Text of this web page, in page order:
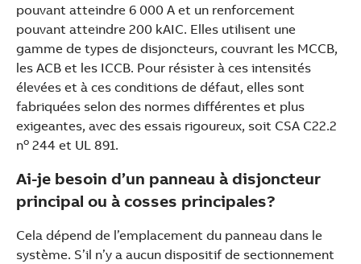
pouvant atteindre 6 000 A et un renforcement
pouvant atteindre 200 kAIC. Elles utilisent une
gamme de types de disjoncteurs, couvrant les MCCB,
les ACB et les ICCB. Pour résister à ces intensités
élevées et à ces conditions de défaut, elles sont
fabriquées selon des normes différentes et plus
exigeantes, avec des essais rigoureux, soit CSA C22.2
no 244 et UL 891.
Ai-je besoin d’un panneau à disjoncteur
principal ou à cosses principales?
Cela dépend de l’emplacement du panneau dans le
système. S’il n’y a aucun dispositif de sectionnement